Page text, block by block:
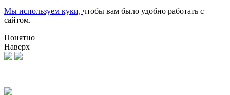
Мы используем куки, чтобы вам было удобно работать с
сайтом.
Понятно
Наверх